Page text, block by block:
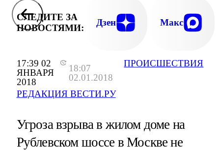
17:39 02
ЯНВАРЯ
2018
18:07
02.01.2018
РЕДАКЦИЯ ВЕСТИ.РУ
ПРОИСШЕСТВИЯ
СЛЕДИТЕ ЗА
НОВОСТЯМИ:
Дзен Макс
Угроза взрыва в жилом доме на
Рублевском шоссе в Москве не